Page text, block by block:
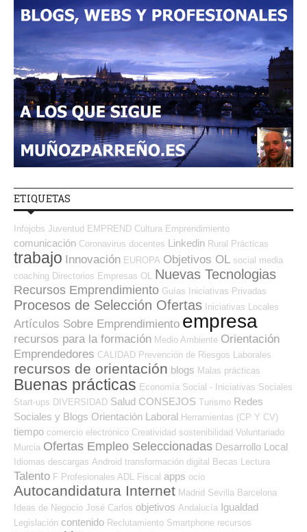
ETIQUETAS
Infojobs Juventud EMPREND Cultura Emprendimiento
comunicación Coronavirus docentes Linkedin Rural Prácticas
trabajo Innovación EUROPA Objetivos OL social media
coaching Directorios Empresas OL Nuevas Tecnologias
Recursos Emprendimiento Guías Iniciativas Privadas
Procesos de Selección Ofertas Iniciativas Locales
Artículos Sobre Emprendimiento empresa
recursos para la formación Medio Ambiente Orientación
Emprendedores CALIDAD Prevención de Riesgos Laborales
recursos de orientación blogs Malas prácticas
Buenas prácticas Economía Social - Iniciativas Sociales
Start-ups DIVERSIDAD Salud CONSEJOS Turismo Redes
Sociales y Blogs Orientación Laboral Herramientas (CP Y CV)
tiempo comercio electrónico Creatividad sostenibilidad Voluntariado
Murcia Ofertas Empleo Seleccionadas Desarrollo Local
Idiomas descargas Android transformación digital Becas Lectura
Talento F Profesionales ADL Fiscal apps ocio
Autocandidatura Internet Madrid Sevilla Barcelona
Ideas de Negocio José Carlos objetivos Andalucía Igualdad
Legislación contenido Reclutamiento Smartphone recursos